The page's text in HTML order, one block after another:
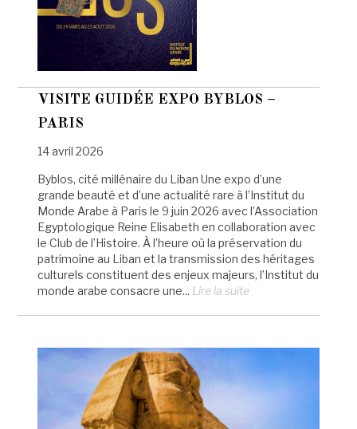
VISITE GUIDÉE EXPO BYBLOS –
PARIS
14 avril 2026
Byblos, cité millénaire du Liban Une expo d’une
grande beauté et d’une actualité rare à l’Institut du
Monde Arabe à Paris le 9 juin 2026 avec l’Association
Egyptologique Reine Elisabeth en collaboration avec
le Club de l’Histoire. À l’heure où la préservation du
patrimoine au Liban et la transmission des héritages
culturels constituent des enjeux majeurs, l’Institut du
monde arabe consacre une... Lire la suite